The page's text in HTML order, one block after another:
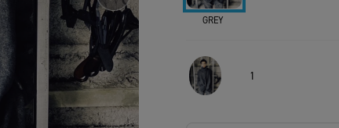
GREY
1